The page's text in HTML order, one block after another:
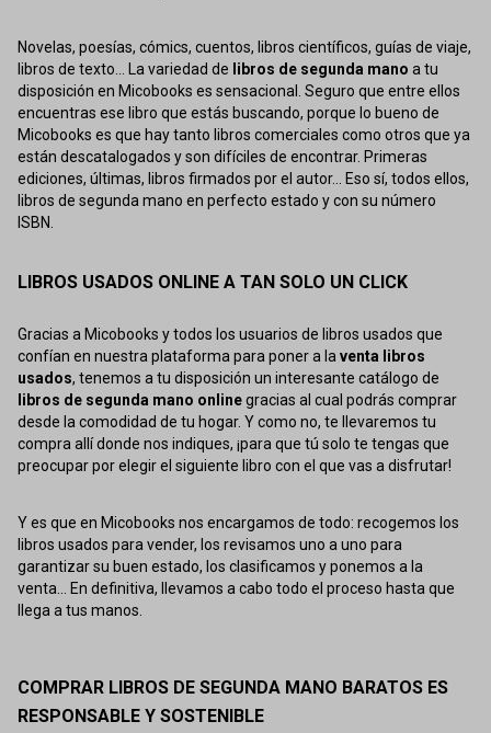
Novelas, poesías, cómics, cuentos, libros científicos, guías de viaje,
libros de texto... La variedad de libros de segunda mano a tu
disposición en Micobooks es sensacional. Seguro que entre ellos
encuentras ese libro que estás buscando, porque lo bueno de
Micobooks es que hay tanto libros comerciales como otros que ya
están descatalogados y son difíciles de encontrar. Primeras
ediciones, últimas, libros firmados por el autor... Eso sí, todos ellos,
libros de segunda mano en perfecto estado y con su número
ISBN.
LIBROS USADOS ONLINE A TAN SOLO UN CLICK
Gracias a Micobooks y todos los usuarios de libros usados que
confían en nuestra plataforma para poner a laventa libros
usados, tenemos a tu disposición un interesante catálogo de
libros de segunda mano onlinegracias al cual podrás comprar
desde la comodidad de tu hogar. Y como no, te llevaremos tu
compra allí donde nos indiques, ¡para que tú solo te tengas que
preocupar por elegir el siguiente libro con el que vas a disfrutar!
Y es que en Micobooks nos encargamos de todo: recogemos los
libros usados para vender, los revisamos uno a uno para
garantizar su buen estado, los clasificamos y ponemos a la
venta... En definitiva, llevamos a cabo todo el proceso hasta que
llega a tus manos.
COMPRAR LIBROS DE SEGUNDA MANO BARATOS ES
RESPONSABLE Y SOSTENIBLE